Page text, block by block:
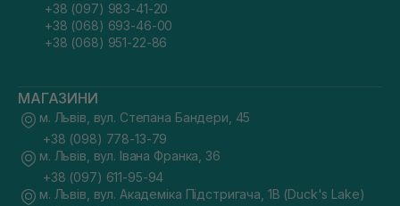
+38 (097) 983-41-20
+38 (068) 693-46-00
+38 (068) 951-22-86
МАГАЗИНИ
м. Львів, вул. Степана Бандери, 45
+38 (098) 778-13-79
м. Львів, вул. Івана Франка, 36
+38 (097) 611-95-94
м. Львів, вул. Академіка Підстригача, 1В (Duck's Lake)